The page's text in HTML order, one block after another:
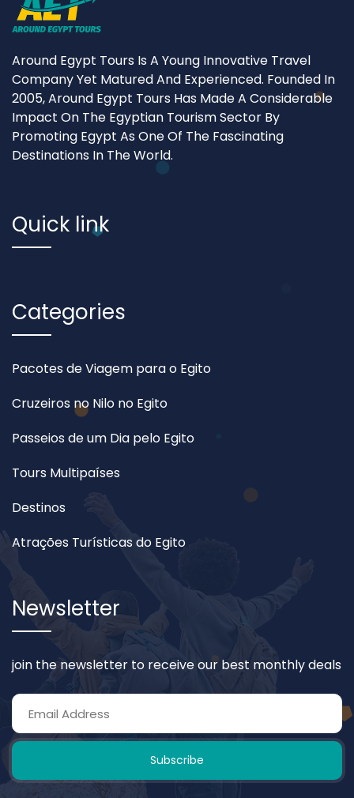
Around Egypt Tours Is A Young Innovative Travel
Company Yet Matured And Experienced. Founded In
2005, Around Egypt Tours Has Made A Considerable
Impact On The Egyptian Tourism Sector By
Promoting Egypt As One Of The Fascinating
Destinations In The World.
Quick link
Categories
Pacotes de Viagem para o Egito
Cruzeiros no Nilo no Egito
Passeios de um Dia pelo Egito
Tours Multipaíses
Destinos
Atrações Turísticas do Egito
Newsletter
join the newsletter to receive our best monthly deals
Subscribe